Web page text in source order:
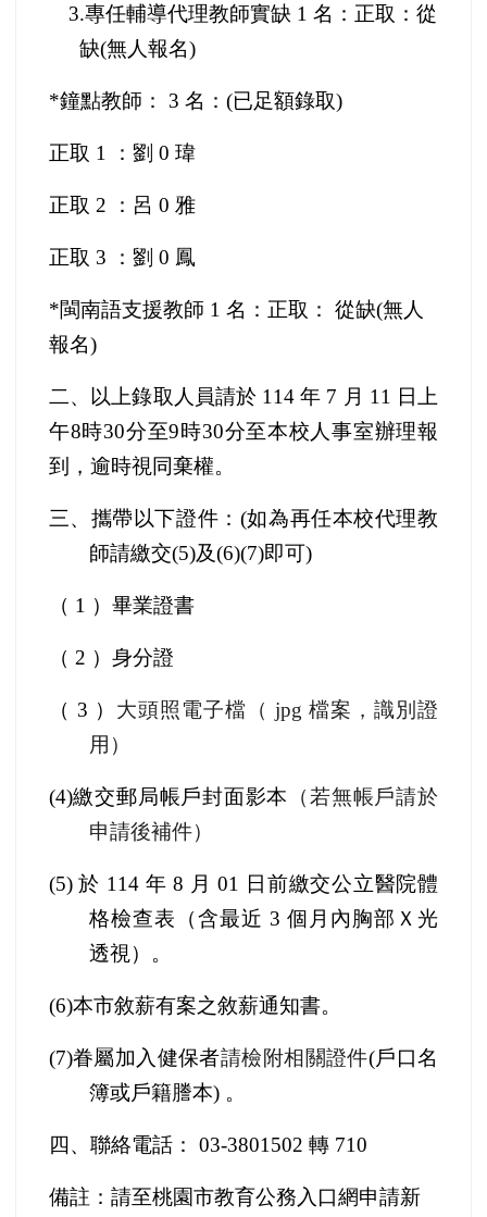
3.專任輔導代理教師實缺 1 名：正取：從
缺(無人報名)
*鐘點教師： 3 名：(已足額錄取)
正取 1 ：劉 0 瑋
正取 2 ：呂 0 雅
正取 3 ：劉 0 鳳
*閩南語支援教師 1 名：正取： 從缺(無人
報名)
二、以上錄取人員請於 114 年 7 月 11 日上
午8時30分至9時30分至本校人事室辦理報
到，逾時視同棄權。
三、攜帶以下證件：(如為再任本校代理教
師請繳交(5)及(6)(7)即可)
（ 1 ）畢業證書
（ 2 ）身分證
（ 3 ） 大頭照電子檔（ jpg 檔案，識別證
用）
(4)繳交郵局帳戶封面影本
（若無帳戶請於
申請後補件）
(5)於 114 年 8 月 01 日前繳交公立醫院體
格檢查表（含最近 3 個月內胸部Ｘ光
透視）。
(6)本市敘薪有案之敘薪通知書。
(7)眷屬加入健保者請檢附相關證件(戶口名
簿或戶籍謄本) 。
四、聯絡電話： 03-3801502 轉 710
備註：請至桃園市教育公務入口網申請新